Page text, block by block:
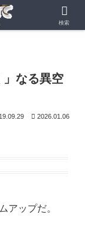
」なる異空
2026.01.06
アップだ。
検索